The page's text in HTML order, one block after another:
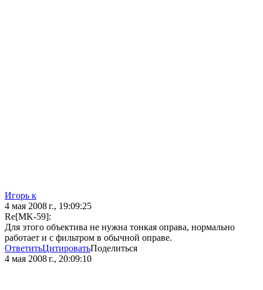
Игорь к
4 мая 2008 г., 19:09:25
Re[MK-59]:
Для этого объектива не нужна тонкая оправа, нормально
работает и с фильтром в обычной оправе.
ОтветитьЦитироватьПоделиться
4 мая 2008 г., 20:09:10